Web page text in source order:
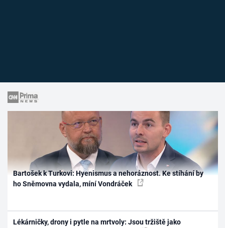
Bartošek k Turkovi: Hyenismus a nehoráznost. Ke stíhání by
ho Sněmovna vydala, míní Vondráček
Lékárničky, drony i pytle na mrtvoly: Jsou tržiště jako